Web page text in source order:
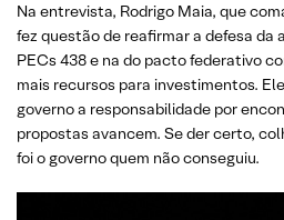
Na entrevista, Rodrigo Maia, que
fez questão de reafirmar a defesa da
PECs 438 e na do pacto federativo
mais recursos para investimentos.
governo a responsabilidade por
propostas avancem. Se der certo,
foi o governo quem não conseguiu.